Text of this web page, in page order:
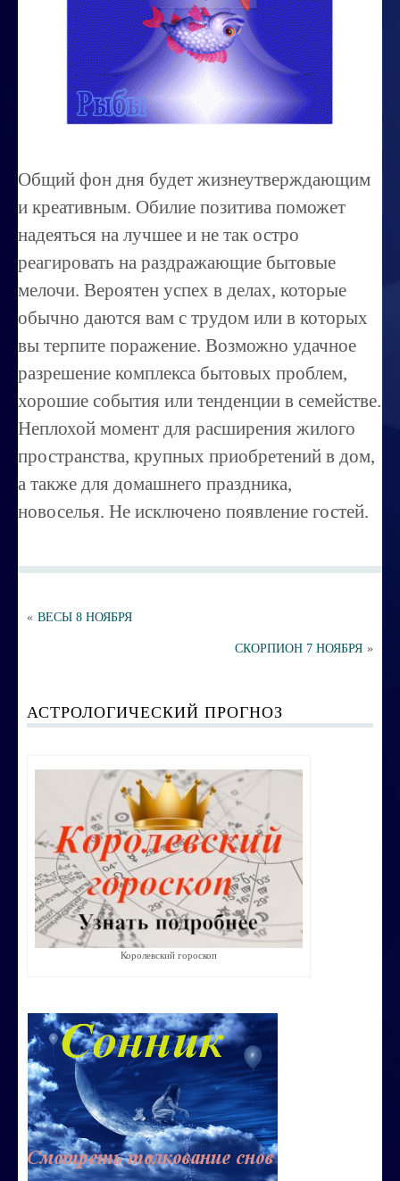
Миссиональность
Королевский гороскоп
Найти идеального партнера
Корректировка характера
Совместимость
Занятия по расшифровке снов
Магия денег
Ищем любовь
Порча ,сглаз
Усовершенствование личности
Секреты успешных продаж
Этика семейных взаимоотношений
Вибрационные коды на здоровье
Управление эмоциями и мыслями
Воспитание ребенка без угроз и насилия
Строим счастливую семью
СТОИМОСТЬ УСЛУГ
ОБО МНЕ
КОНТАКТЫ
Общий фон дня будет жизнеутверждающим
и креативным. Обилие позитива поможет
надеяться на лучшее и не так остро
реагировать на раздражающие бытовые
мелочи. Вероятен успех в делах, которые
обычно даются вам с трудом или в которых
вы терпите поражение. Возможно удачное
разрешение комплекса бытовых проблем,
хорошие события или тенденции в семействе.
Неплохой момент для расширения жилого
пространства, крупных приобретений в дом,
а также для домашнего праздника,
новоселья. Не исключено появление гостей.
« ВЕСЫ 8 НОЯБРЯ
СКОРПИОН 7 НОЯБРЯ »
АСТРОЛОГИЧЕСКИЙ ПРОГНОЗ
Королевский гороскоп